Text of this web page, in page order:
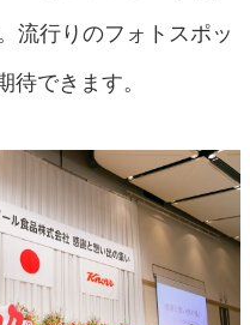
流行りのフォトスポッ
待できます。